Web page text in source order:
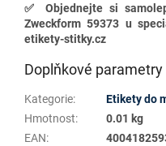
✅ Objednejte si
Zweckform 59373 u
etikety-stitky.cz
Doplňkové parametry
Kategorie:
Etikety do
Hmotnost:
0.01 kg
EAN: